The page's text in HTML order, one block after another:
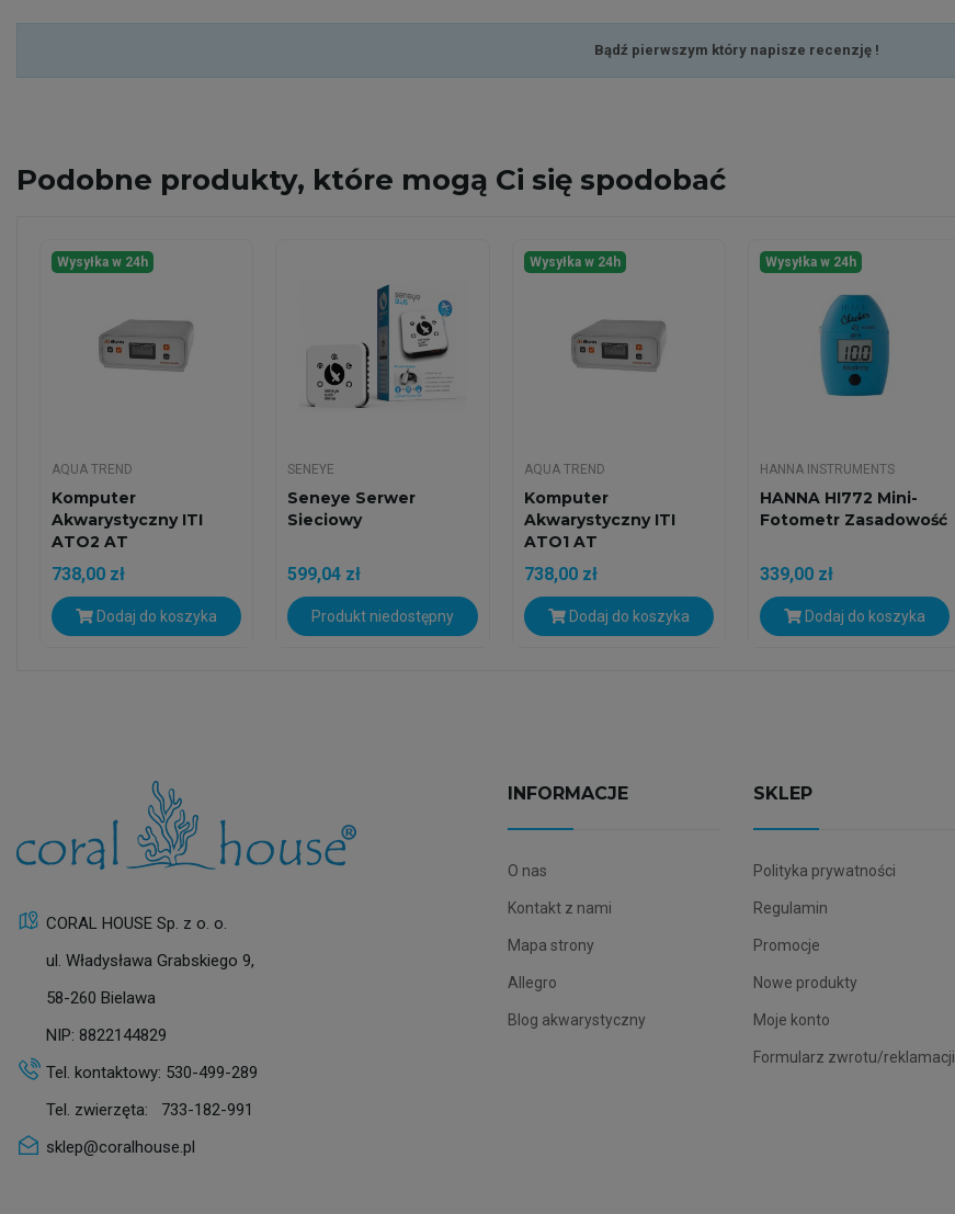
Bądź pierwszym który napisze recenzję !
Podobne produkty, które mogą Ci się spodobać
Wysyłka w 24h
AQUA TREND
Komputer
Akwarystyczny ITI
ATO2 AT
738,00 zł
Dodaj do koszyka
SENEYE
Seneye Serwer
Sieciowy
599,04 zł
Produkt niedostępny
Wysyłka w 24h
AQUA TREND
Komputer
Akwarystyczny ITI
ATO1 AT
738,00 zł
Dodaj do koszyka
Wysyłka w 24h
HANNA INSTRUMENTS
HANNA HI772 Mini-
Fotometr Zasadowość
339,00 zł
Dodaj do koszyka
CORAL HOUSE Sp. z o. o.
ul. Władysława Grabskiego 9,
58-260 Bielawa
NIP: 8822144829
Tel. kontaktowy: 530-499-289
Tel. zwierzęta: 733-182-991
sklep@coralhouse.pl
INFORMACJE
O nas
Kontakt z nami
Mapa strony
Allegro
Blog akwarystyczny
SKLEP
Polityka prywatności
Regulamin
Promocje
Nowe produkty
Moje konto
Formularz zwrotu/reklamacji